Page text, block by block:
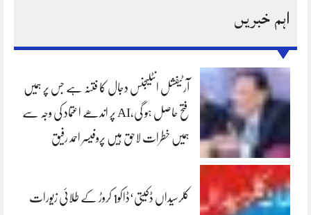
اہم خبریں
آرٹیفشل انٹلیجنس دجال کا فتنہ ہے جس پر ہمیں
فتح حاصل ہو گی،AI پر اندھے اعتماد کی وجہ سے
ہمیں خطرات لاحق ہیں پروفیسر احمد رفیق
کلرسیداں ڈکیتی‘ڈاکو1 کروڑ کے طلائی زیورات